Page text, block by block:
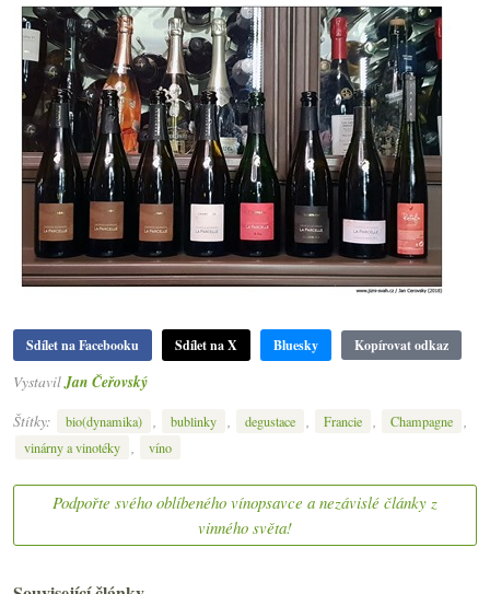
Sdílet na Facebooku Sdílet na X Bluesky Kopírovat odkaz
Vystavil Jan Čeřovský
Štítky:
bio(dynamika) , bublinky , degustace , Francie , Champagne ,
vinárny a vinotéky , víno
Podpořte svého oblíbeného vínopsavce a nezávislé články z
vinného světa!